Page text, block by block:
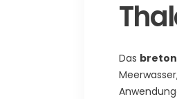
Das